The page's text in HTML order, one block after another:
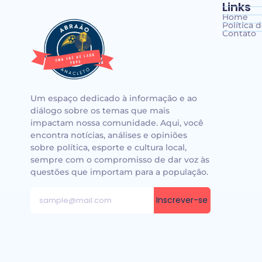
Um espaço dedicado à informação e ao
diálogo sobre os temas que mais
impactam nossa comunidade. Aqui, você
encontra notícias, análises e opiniões
sobre política, esporte e cultura local,
sempre com o compromisso de dar voz às
questões que importam para a população.
Inscrever-se
Links
Home
Política
Contato